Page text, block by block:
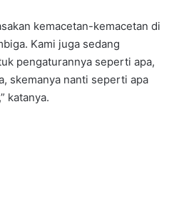
kemacetan-kemacetan di
Kami juga sedang
pengaturannya seperti apa,
skemanya nanti seperti apa
katanya.